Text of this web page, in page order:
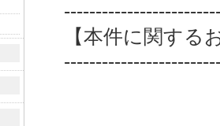
【本件に関する